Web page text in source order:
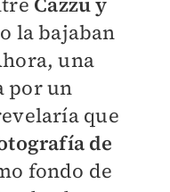
la bajaban
una
por un
que
de
fondo de